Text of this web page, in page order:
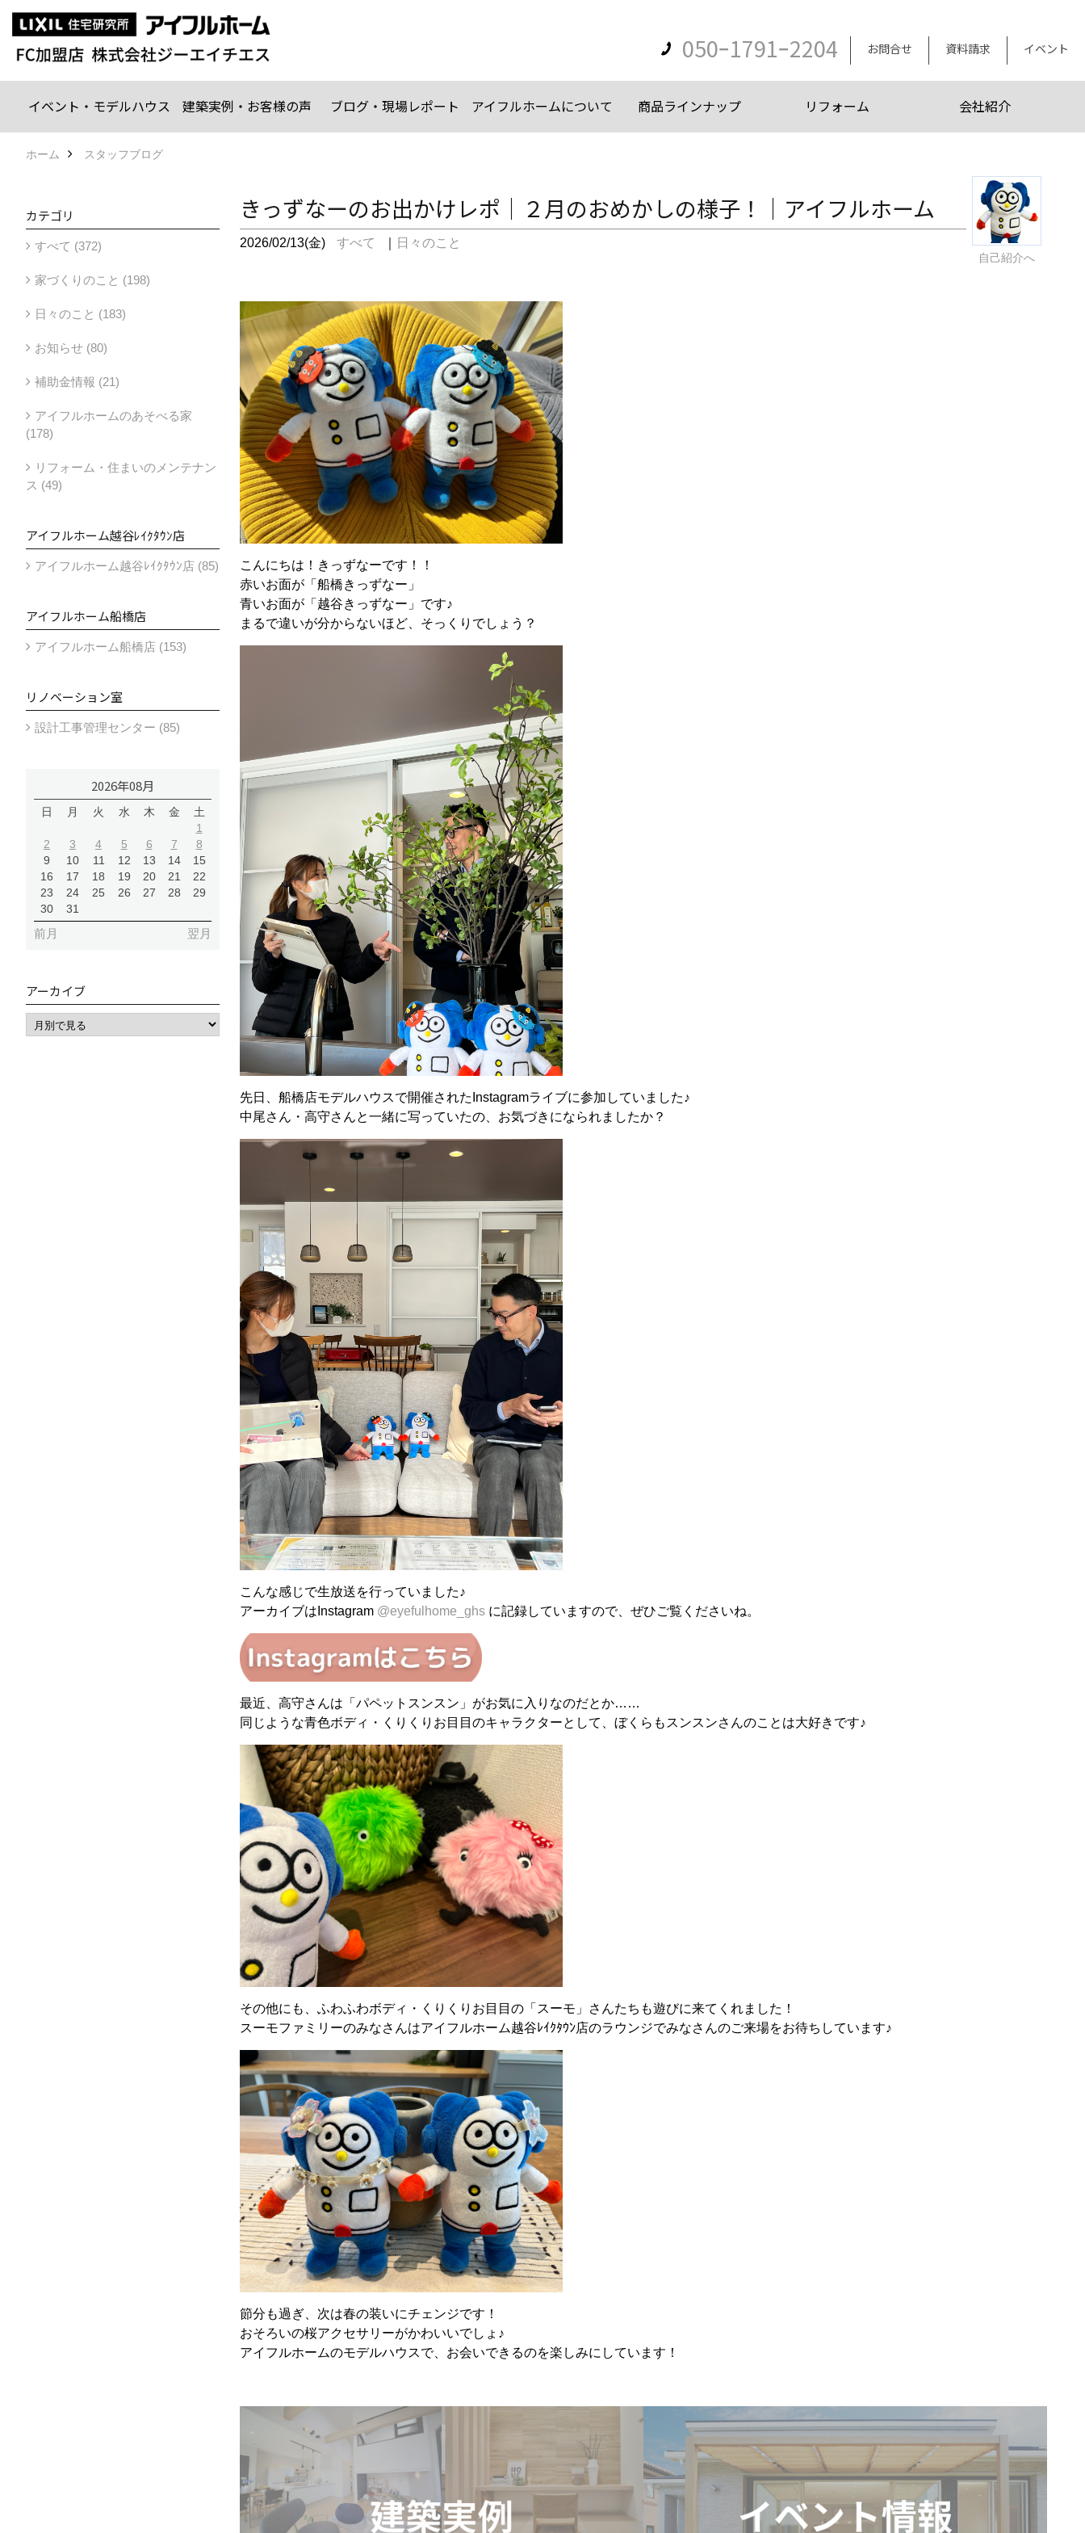
050ｰ1791ｰ2204 お問合せ 資料請求 イベント
イベント・モデルハウス 建築実例・お客様の声 ブログ・現場レポート アイフルホームについて 商品ラインナップ リフォーム 会社紹介
ホーム スタッフブログ
自己紹介へ
きっずなーのお出かけレポ｜２月のおめかしの様子！｜アイフルホーム
2026/02/13(金) すべて 日々のこと
こんにちは！きっずなーです！！
赤いお面が「船橋きっずなー」
青いお面が「越谷きっずなー」です♪
まるで違いが分からないほど、そっくりでしょう？
先日、船橋店モデルハウスで開催されたInstagramライブに参加していました♪
中尾さん・高守さんと一緒に写っていたの、お気づきになられましたか？
こんな感じで生放送を行っていました♪
アーカイブはInstagram @eyefulhome_ghs に記録していますので、ぜひご覧くださいね。
最近、高守さんは「パペットスンスン」がお気に入りなのだとか……
同じような青色ボディ・くりくりお目目のキャラクターとして、ぼくらもスンスンさんのことは大好きです♪
その他にも、ふわふわボディ・くりくりお目目の「スーモ」さんたちも遊びに来てくれました！
スーモファミリーのみなさんはアイフルホーム越谷ﾚｲｸﾀｳﾝ店のラウンジでみなさんのご来場をお待ちしています♪
節分も過ぎ、次は春の装いにチェンジです！
おそろいの桜アクセサリーがかわいいでしょ♪
アイフルホームのモデルハウスで、お会いできるのを楽しみにしています！
カテゴリ
すべて (372)
家づくりのこと (198)
日々のこと (183)
お知らせ (80)
補助金情報 (21)
アイフルホームのあそべる家
(178)
リフォーム・住まいのメンテナン
ス (49)
アイフルホーム越谷ﾚｲｸﾀｳﾝ店
アイフルホーム越谷ﾚｲｸﾀｳﾝ店 (85)
アイフルホーム船橋店
アイフルホーム船橋店 (153)
リノベーション室
設計工事管理センター (85)
2026年08月
日 月 火 水 木 金
土
1
2
3 4 5 6 7
8
9
10 11 12 13 14
15
16
17 18 19 20 21
22
23
24 25 26 27 28
29
30
31
前月 翌月
アーカイブ